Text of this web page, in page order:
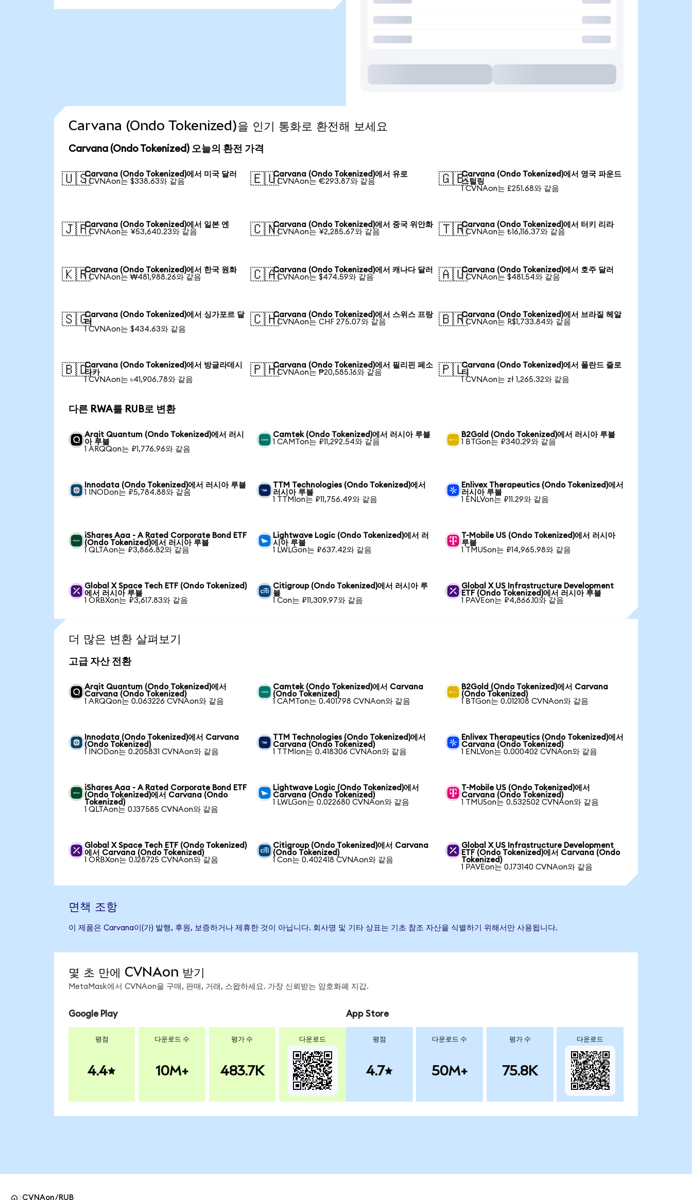
Carvana (Ondo Tokenized)을 인기 통화로 환전해 보세요
Carvana (Ondo Tokenized) 오늘의 환전 가격
🇺🇸Carvana (Ondo Tokenized)에서 미국 달러
1 CVNAon는 $338.63와 같음
🇪🇺Carvana (Ondo Tokenized)에서 유로
1 CVNAon는 €293.87와 같음
🇬🇧Carvana (Ondo Tokenized)에서 영국 파운드
스털링
1 CVNAon는 £251.68와 같음
🇯🇵Carvana (Ondo Tokenized)에서 일본 엔
1 CVNAon는 ¥53,640.23와 같음
🇨🇳Carvana (Ondo Tokenized)에서 중국 위안화
1 CVNAon는 ¥2,285.67와 같음
🇹🇷Carvana (Ondo Tokenized)에서 터키 리라
1 CVNAon는 ₺16,116.37와 같음
🇰🇷Carvana (Ondo Tokenized)에서 한국 원화
1 CVNAon는 ₩481,988.26와 같음
🇨🇦Carvana (Ondo Tokenized)에서 캐나다 달러
1 CVNAon는 $474.59와 같음
🇦🇺Carvana (Ondo Tokenized)에서 호주 달러
1 CVNAon는 $481.54와 같음
🇸🇬Carvana (Ondo Tokenized)에서 싱가포르 달
러
1 CVNAon는 $434.63와 같음
🇨🇭Carvana (Ondo Tokenized)에서 스위스 프랑
1 CVNAon는 CHF 275.07와 같음
🇧🇷Carvana (Ondo Tokenized)에서 브라질 헤알
1 CVNAon는 R$1,733.84와 같음
🇧🇩Carvana (Ondo Tokenized)에서 방글라데시
타카
1 CVNAon는 ৳41,906.78와 같음
🇵🇭Carvana (Ondo Tokenized)에서 필리핀 페소
1 CVNAon는 ₱20,585.16와 같음
🇵🇱Carvana (Ondo Tokenized)에서 폴란드 즐로
티
1 CVNAon는 zł 1,265.32와 같음
다른 RWA를 RUB로 변환
Arqit Quantum (Ondo Tokenized)에서 러시
아 루블
1 ARQQon는 ₽1,776.96와 같음
Camtek (Ondo Tokenized)에서 러시아 루블
1 CAMTon는 ₽11,292.54와 같음
B2Gold (Ondo Tokenized)에서 러시아 루블
1 BTGon는 ₽340.29와 같음
Innodata (Ondo Tokenized)에서 러시아 루블
1 INODon는 ₽5,784.88와 같음
TTM Technologies (Ondo Tokenized)에서
러시아 루블
1 TTMIon는 ₽11,756.49와 같음
Enlivex Therapeutics (Ondo Tokenized)에서
러시아 루블
1 ENLVon는 ₽11.29와 같음
iShares Aaa - A Rated Corporate Bond ETF
(Ondo Tokenized)에서 러시아 루블
1 QLTAon는 ₽3,866.82와 같음
Lightwave Logic (Ondo Tokenized)에서 러
시아 루블
1 LWLGon는 ₽637.42와 같음
T-Mobile US (Ondo Tokenized)에서 러시아
루블
1 TMUSon는 ₽14,965.98와 같음
Global X Space Tech ETF (Ondo Tokenized)
에서 러시아 루블
1 ORBXon는 ₽3,617.83와 같음
Citigroup (Ondo Tokenized)에서 러시아 루
블
1 Con는 ₽11,309.97와 같음
Global X US Infrastructure Development
ETF (Ondo Tokenized)에서 러시아 루블
1 PAVEon는 ₽4,866.10와 같음
더 많은 변환 살펴보기
고급 자산 전환
Arqit Quantum (Ondo Tokenized)에서
Carvana (Ondo Tokenized)
1 ARQQon는 0.063226 CVNAon와 같음
Camtek (Ondo Tokenized)에서 Carvana
(Ondo Tokenized)
1 CAMTon는 0.401798 CVNAon와 같음
B2Gold (Ondo Tokenized)에서 Carvana
(Ondo Tokenized)
1 BTGon는 0.012108 CVNAon와 같음
Innodata (Ondo Tokenized)에서 Carvana
(Ondo Tokenized)
1 INODon는 0.205831 CVNAon와 같음
TTM Technologies (Ondo Tokenized)에서
Carvana (Ondo Tokenized)
1 TTMIon는 0.418306 CVNAon와 같음
Enlivex Therapeutics (Ondo Tokenized)에서
Carvana (Ondo Tokenized)
1 ENLVon는 0.000402 CVNAon와 같음
iShares Aaa - A Rated Corporate Bond ETF
(Ondo Tokenized)에서 Carvana (Ondo
Tokenized)
1 QLTAon는 0.137585 CVNAon와 같음
Lightwave Logic (Ondo Tokenized)에서
Carvana (Ondo Tokenized)
1 LWLGon는 0.022680 CVNAon와 같음
T-Mobile US (Ondo Tokenized)에서
Carvana (Ondo Tokenized)
1 TMUSon는 0.532502 CVNAon와 같음
Global X Space Tech ETF (Ondo Tokenized)
에서 Carvana (Ondo Tokenized)
1 ORBXon는 0.128725 CVNAon와 같음
Citigroup (Ondo Tokenized)에서 Carvana
(Ondo Tokenized)
1 Con는 0.402418 CVNAon와 같음
Global X US Infrastructure Development
ETF (Ondo Tokenized)에서 Carvana (Ondo
Tokenized)
1 PAVEon는 0.173140 CVNAon와 같음
면책 조항
이 제품은 Carvana이(가) 발행, 후원, 보증하거나 제휴한 것이 아닙니다. 회사명 및 기타 상표는 기초 참조 자산을 식별하기 위해서만 사용됩니다.
몇 초 만에 CVNAon 받기
MetaMask에서 CVNAon을 구매, 판매, 거래, 스왑하세요. 가장 신뢰받는 암호화폐 지갑.
Google Play
평점
4.4
다운로드 수
10M+
평가 수
483.7K
다운로드
App Store
평점
4.7
다운로드 수
50M+
평가 수
75.8K
다운로드
CVNAon/RUB